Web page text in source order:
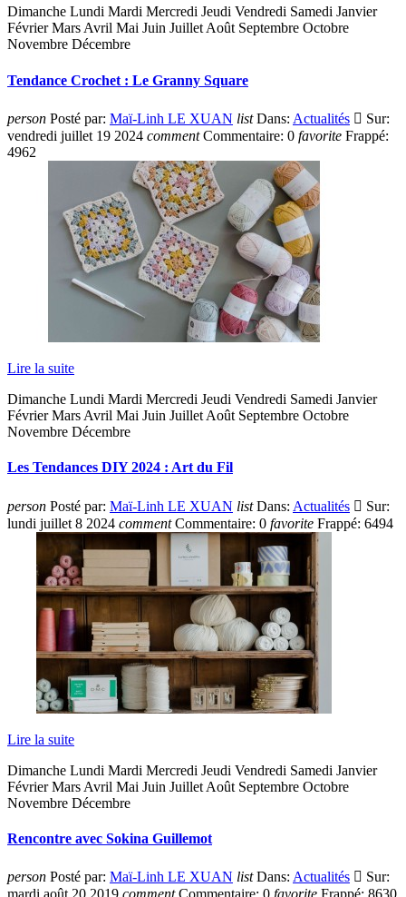
Dimanche Lundi Mardi Mercredi Jeudi Vendredi Samedi Janvier
Février Mars Avril Mai Juin Juillet Août Septembre Octobre
Novembre Décembre
Tendance Crochet : Le Granny Square
person Posté par: Maï-Linh LE XUAN list Dans: Actualités  Sur:
vendredi juillet 19 2024 comment Commentaire: 0 favorite Frappé:
4962
Lire la suite
Dimanche Lundi Mardi Mercredi Jeudi Vendredi Samedi Janvier
Février Mars Avril Mai Juin Juillet Août Septembre Octobre
Novembre Décembre
Les Tendances DIY 2024 : Art du Fil
person Posté par: Maï-Linh LE XUAN list Dans: Actualités  Sur:
lundi juillet 8 2024 comment Commentaire: 0 favorite Frappé: 6494
Lire la suite
Dimanche Lundi Mardi Mercredi Jeudi Vendredi Samedi Janvier
Février Mars Avril Mai Juin Juillet Août Septembre Octobre
Novembre Décembre
Rencontre avec Sokina Guillemot
person Posté par: Maï-Linh LE XUAN list Dans: Actualités  Sur:
mardi août 20 2019 comment Commentaire: 0 favorite Frappé: 8630